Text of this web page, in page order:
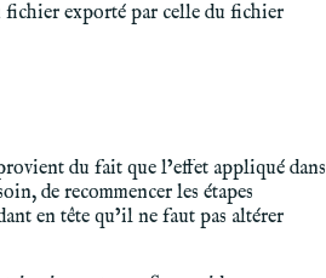
exporté par celle du fichier
du fait que l’effet appliqué dans
de recommencer les étapes
en tête qu’il ne faut pas altérer